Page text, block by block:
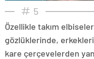
5
Özellikle takım
gözlüklerinde,
kare çerçevelerden